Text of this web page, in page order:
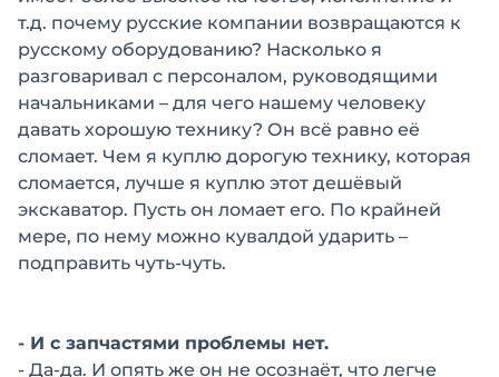
т.д. почему русские компании возвращаются к
русскому оборудованию? Насколько я
разговаривал с персоналом, руководящими
начальниками – для чего нашему человеку
давать хорошую технику? Он всё равно её
сломает. Чем я куплю дорогую технику, которая
сломается, лучше я куплю этот дешёвый
экскаватор. Пусть он ломает его. По крайней
мере, по нему можно кувалдой ударить –
подправить чуть-чуть.
- И с запчастями проблемы нет.
- Да-да. И опять же он не осознаёт, что легче